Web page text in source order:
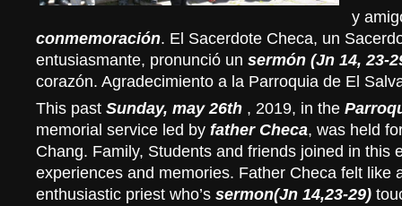
y
conmemoración. El Sacerdote Checa, un
entusiasmante, pronunció un sermón (Jn 14, 23-
corazón. Agradecimiento a la Parroquia de El
This past Sunday, may 26th , 2019, in the
memorial service led by father Checa, was held
Chang. Family, Students and friends joined in this
experiences and memories. Father Checa felt like
enthusiastic priest who’s sermon(Jn 14,23-29)